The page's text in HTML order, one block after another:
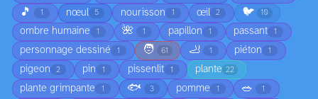
🎵 1 nœul 5 nourisson 1 œil 2 🐦 10
ombre humaine 1 🌺 1 papillon 1 passant 1
personnage dessiné 1 🧑 61 🦶 1 piéton 1
pigeon 2 pin 1 pissenlit 1 plante 22
plante grimpante 1 🐟 3 pomme 1 🥗 1